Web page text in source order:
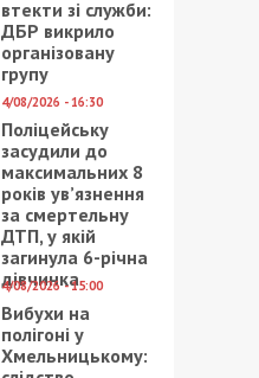
втекти зі служби:
ДБР викрило
організовану
групу
4/08/2026 - 16:30
Поліцейську
засудили до
максимальних 8
років ув’язнення
за смертельну
ДТП, у якій
загинула 6-річна
дівчинка
4/08/2026 - 15:00
Вибухи на
полігоні у
Хмельницькому: